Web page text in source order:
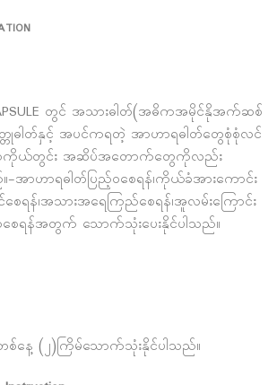
CAPSULE တွင် အသားဓါတ်(အဓိကအမိုင်နိုအက်ဆစ်
တ္တုဓါတ်နှင့် အပင်ကရတဲ့ အာဟာရဓါတ်တွေစုံစုံလင်
ဓာကိုယ်တွင်း အဆိပ်အတောက်တွေကိုလည်း
။-အာဟာရဓါတ်ပြည့်ဝစေရန်၊ကိုယ်ခံအားကောင်း
စေရန်၊အသားအရေကြည်စေရန်၊အူလမ်းကြောင်း
စေရန်အတွက် သောက်သုံးပေးနိုင်ပါသည်။
တစ်နေ့ (၂)ကြိမ်သောက်သုံးနိုင်ပါသည်။